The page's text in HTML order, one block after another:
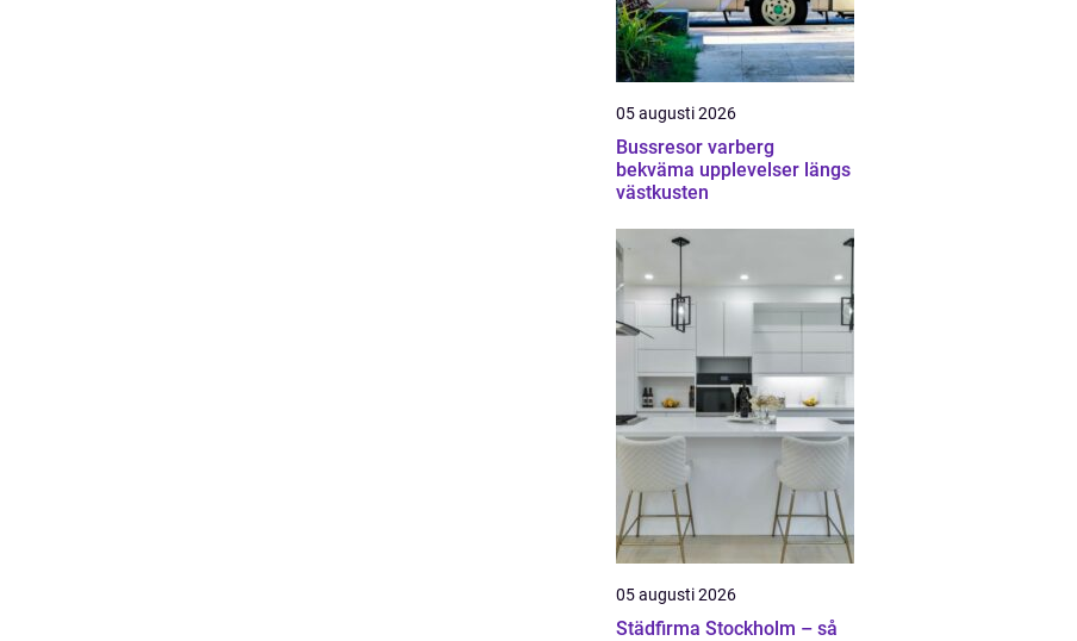
05 augusti 2026
Bussresor varberg
bekväma upplevelser längs
västkusten
05 augusti 2026
Städfirma Stockholm – så